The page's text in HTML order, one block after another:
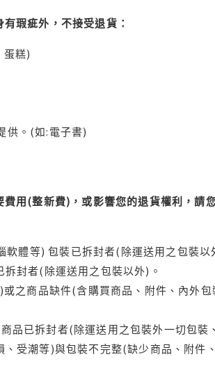
瑕疵外，不接受退貨：
蛋糕)
供。(如:電子書)
用(整新費)，或影響您的退貨權利，請
體等) 包裝已拆封者(除運送用之包裝以
封者(除運送用之包裝以外)。
之商品缺件(含購買商品、附件、內外包
品已拆封者(除運送用之包裝外一切包裝
受潮等)與包裝不完整(缺少商品、附件